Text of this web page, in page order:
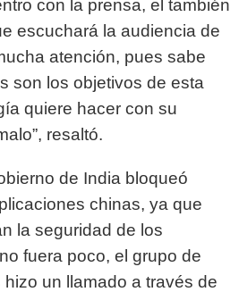
con la prensa, el también
escuchará la audiencia de
atención, pues sabe
son los objetivos de esta
quiere hacer con su
resaltó.
de India bloqueó
chinas, ya que
la seguridad de los
fuera poco, el grupo de
un llamado a través de